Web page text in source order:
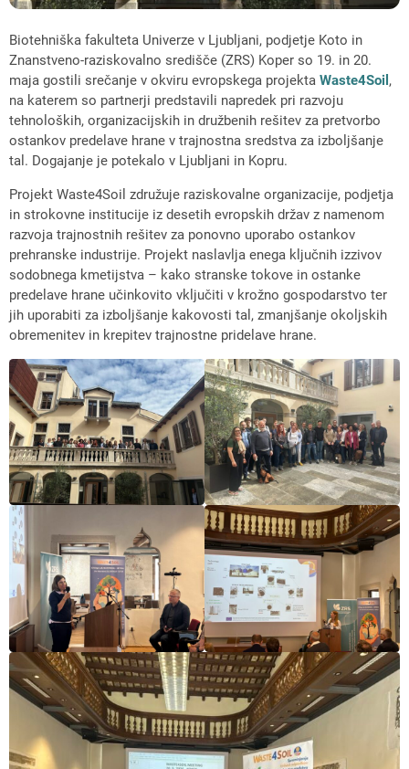
Biotehniška fakulteta Univerze v Ljubljani, podjetje Koto in
Znanstveno-raziskovalno središče (ZRS) Koper so 19. in 20.
maja gostili srečanje v okviru evropskega projekta Waste4Soil ,
na katerem so partnerji predstavili napredek pri razvoju
tehnoloških, organizacijskih in družbenih rešitev za pretvorbo
ostankov predelave hrane v trajnostna sredstva za izboljšanje
tal. Dogajanje je potekalo v Ljubljani in Kopru.
Projekt Waste4Soil združuje raziskovalne organizacije, podjetja
in strokovne institucije iz desetih evropskih držav z namenom
razvoja trajnostnih rešitev za ponovno uporabo ostankov
prehranske industrije. Projekt naslavlja enega ključnih izzivov
sodobnega kmetijstva – kako stranske tokove in ostanke
predelave hrane učinkovito vključiti v krožno gospodarstvo ter
jih uporabiti za izboljšanje kakovosti tal, zmanjšanje okoljskih
obremenitev in krepitev trajnostne pridelave hrane.